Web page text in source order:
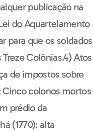
publicação na
do Aquartelamento
para que os soldados
Colônias.4) Atos
de impostos sobre
Cinco colonos mortos
prédio da
(1770): alta